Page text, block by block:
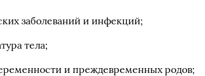
заболеваний и инфекций;
тела;
и преждевременных родов;